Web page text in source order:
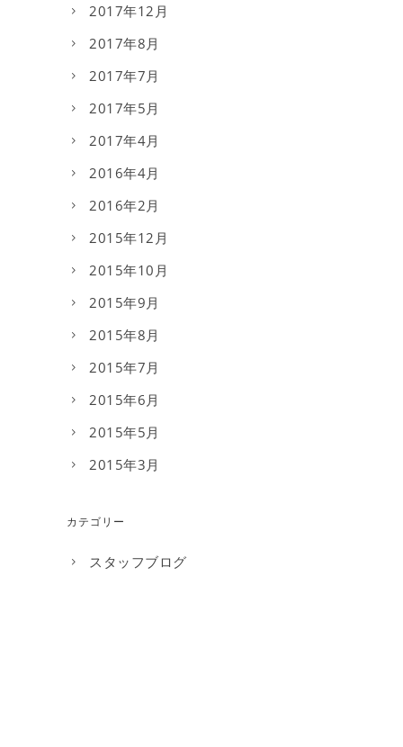
2017年12月
2017年8月
2017年7月
2017年5月
2017年4月
2016年4月
2016年2月
2015年12月
2015年10月
2015年9月
2015年8月
2015年7月
2015年6月
2015年5月
2015年3月
カテゴリー
スタッフブログ